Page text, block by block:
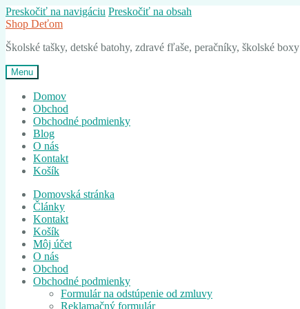
Preskočiť na navigáciu Preskočiť na obsah
Shop Deťom
Školské tašky, detské batohy, zdravé fľaše, peračníky, školské boxy
Menu
Domov
Obchod
Obchodné podmienky
Blog
O nás
Kontakt
Košík
Domovská stránka
Články
Kontakt
Košík
Môj účet
O nás
Obchod
Obchodné podmienky
Formulár na odstúpenie od zmluvy
Reklamačný formulár